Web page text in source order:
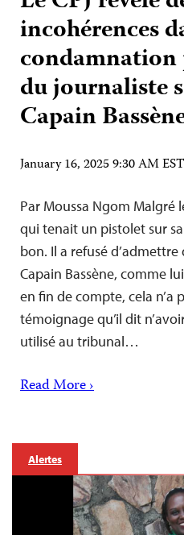
incohérences
du journaliste
Capain
January 16, 2025 9:30 AM EST
Par Moussa Ngom Malgré
qui tenait un pistolet sur
bon. Il a refusé d’admettre
Capain Bassène, comme
en fin de compte, cela n’a
témoignage qu’il dit
utilisé au tribunal…
Read More ›
Alertes